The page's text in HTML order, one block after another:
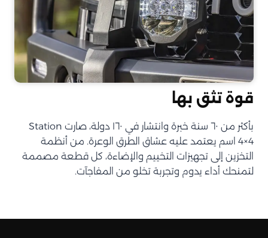
قوة تثق بها
بأكثر من ٦٠ سنة خبرة وانتشار في ١٦٠ دولة، صارت Station
4×4 اسم يعتمد عليه عشاق الطرق الوعرة. من أنظمة
التخزين إلى تجهيزات التخييم والإضاءة، كل قطعة مصممة
لتمنحك أداء يدوم وتجربة تخلو من المفاجآت.